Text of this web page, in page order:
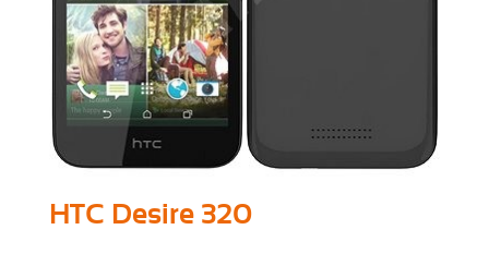
HTC Desire 320